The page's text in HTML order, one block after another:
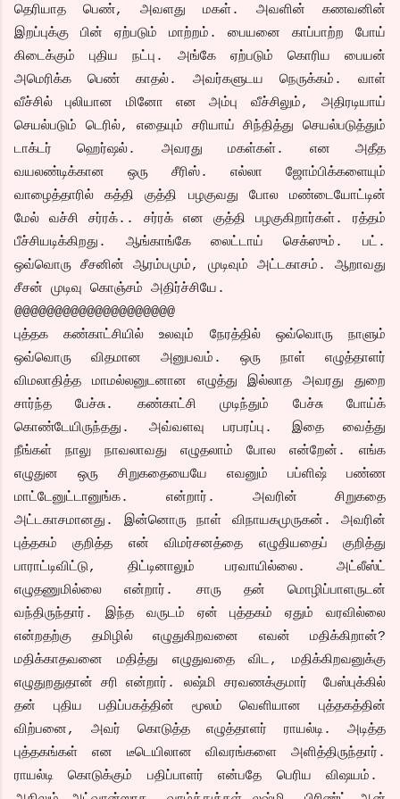
தெரியாத பெண், அவளது மகள். அவளின் கணவனின்
இறப்புக்கு பின் ஏற்படும் மாற்றம். பையனை காப்பாற்ற போய்
கிடைக்கும் புதிய நட்பு. அங்கே ஏற்படும் கொரிய பையன்
அமெரிக்க பெண் காதல். அவர்களுடய நெருக்கம். வாள்
வீச்சில் புலியான மினோ என அம்பு வீச்சிலும், அதிரடியாய்
செயல்படும் டெரில், எதையும் சரியாய் சிந்தித்து செயல்படுத்தும்
டாக்டர் ஹெர்ஷல். அவரது மகள்கள். என அதீத
வயலண்டிக்கான ஒரு சீரிஸ். எல்லா ஜோம்பிக்களையும்
வாழைத்தாரில் கத்தி குத்தி பழகுவது போல மண்டையோட்டின்
மேல் வச்சி சர்ரக்.. சர்ரக் என குத்தி பழகுகிறார்கள். ரத்தம்
பீச்சியடிக்கிறது. ஆங்காங்கே லைட்டாய் செக்ஸும். பட்.
ஒவ்வொரு சீசனின் ஆரம்பமும், முடிவும் அட்டகாசம். ஆறாவது
சீசன் முடிவு கொஞ்சம் அதிர்ச்சியே.
@@@@@@@@@@@@@@@@@@@@
புத்தக கண்காட்சியில் உலவும் நேரத்தில் ஒவ்வொரு நாளும்
ஒவ்வொரு விதமான அனுபவம். ஒரு நாள் எழுத்தாளர்
விமலாதித்த மாமல்லனுடனான எழுத்து இல்லாத அவரது துறை
சார்ந்த பேச்சு. கண்காட்சி முடிந்தும் பேச்சு போய்க்
கொண்டேயிருந்தது. அவ்வளவு பரபரப்பு. இதை வைத்து
நீங்கள் நாலு நாவலாவது எழுதலாம் போல என்றேன். எங்க
எழுதுன ஒரு சிறுகதையையே எவனும் பப்ளிஷ் பண்ண
மாட்டேனுட்டானுங்க. என்றார். அவரின் சிறுகதை
அட்டகாசமானது. இன்னொரு நாள் விநாயகமுருகன். அவரின்
புத்தகம் குறித்த என் விமர்சனத்தை எழுதியதைப் குறித்து
பாராட்டிவிட்டு, திட்டினாலும் பரவாயில்லை. அட்லீஸ்ட்
எழுதணுமில்லை என்றார். சாரு தன் மொழிப்பாளருடன்
வந்திருந்தார். இந்த வருடம் ஏன் புத்தகம் ஏதும் வரவில்லை
என்றதற்கு தமிழில் எழுதுகிறவனை எவன் மதிக்கிறான்?
மதிக்காதவனை மதித்து எழுதுவதை விட, மதிக்கிறவனுக்கு
எழுதுறதுதான் சரி என்றார். லஷ்மி சரவணக்குமார் பேஸ்புக்கில்
தன் புதிய பதிப்பகத்தின் மூலம் வெளியான புத்தகத்தின்
விற்பனை, அவர் கொடுத்த எழுத்தாளர் ராயல்டி. அடித்த
புத்தகங்கள் என டீடெயிலான விவரங்களை அளித்திருந்தார்.
ராயல்டி கொடுக்கும் பதிப்பாளர் என்பதே பெரிய விஷயம்.